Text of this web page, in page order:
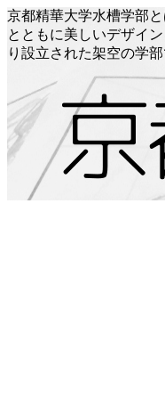
京都精華大学水槽学部
とともに美しいデザイ
り設立された架空の学部